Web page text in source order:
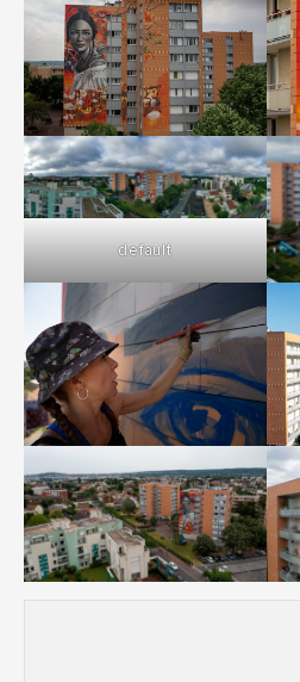
default